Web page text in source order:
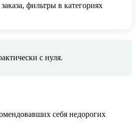
фильтры в категориях
с нуля.
себя недорогих